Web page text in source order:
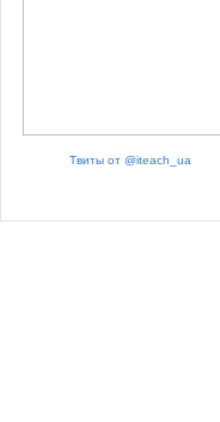
Твиты от @iteach_ua